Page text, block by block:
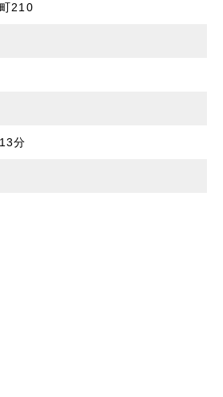
210
分